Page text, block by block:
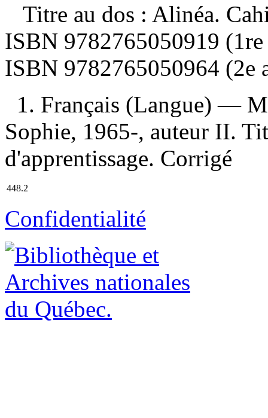
Titre au dos : Alinéa.
ISBN 9782765050919 (1re
ISBN 9782765050964 (2e
1. Français (Langue) —
Sophie, 1965-, auteur II.
d'apprentissage. Corrigé
448.2
Confidentialité